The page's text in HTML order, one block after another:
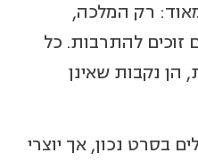
רק המלכה,
זוכים להתרבות. כל
הן נקבות שאינן
בסרט נכון, אך יוצרי